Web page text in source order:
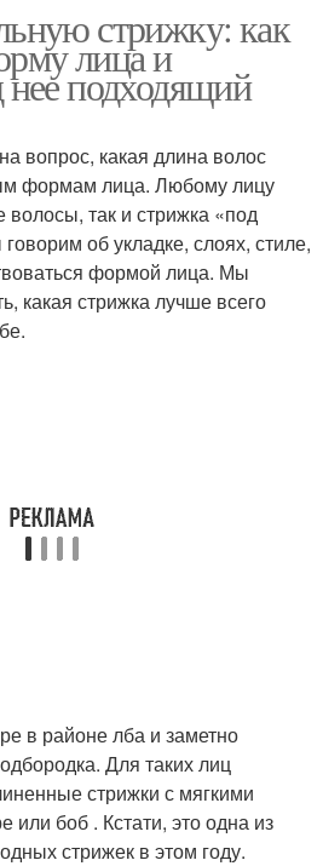
Стрижка в зависимости
Модные стрижки
Твердая форма
Стрижки для
прямоугольной формы
стрижку: как
лица и
нее подходящий
вопрос, какая длина волос
формам лица. Любому лицу
волосы, так и стрижка «под
об укладке, слоях, стиле,
формой лица. Мы
какая стрижка лучше всего
в районе лба и заметно
Для таких лиц
стрижки с мягкими
боб . Кстати, это одна из
стрижек в этом году.